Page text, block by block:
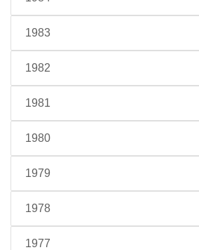
1983
1982
1981
1980
1979
1978
1977